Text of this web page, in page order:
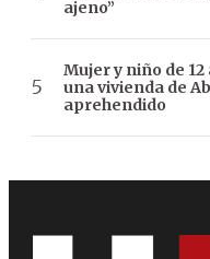
ajeno”
Mujer y niño de
una vivienda de
aprehendido